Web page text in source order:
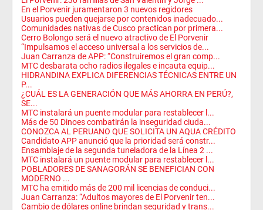
En el Porvenir juramentaron 3 nuevos regidores
Usuarios pueden quejarse por contenidos inadecuado...
Comunidades nativas de Cusco practican por primera...
Cerro Bolongo será el nuevo atractivo de El Porvenir
“Impulsamos el acceso universal a los servicios de...
Juan Carranza de APP: “Construiremos el gran comp...
MTC desbarata ocho radios ilegales e incauta equip...
HIDRANDINA EXPLICA DIFERENCIAS TÉCNICAS ENTRE UN
P...
¿CUÁL ES LA GENERACIÓN QUE MÁS AHORRA EN PERÚ?,
SE...
MTC instalará un puente modular para restablecer l...
Más de 50 Dinoes combatirán la inseguridad ciuda...
CONOZCA AL PERUANO QUE SOLICITA UN AQUA CRÉDITO
Candidato APP anunció que la prioridad será constr...
Ensamblaje de la segunda tuneladora de la Línea 2 ...
MTC instalará un puente modular para restablecer l...
POBLADORES DE SANAGORÁN SE BENEFICIAN CON
MODERNO ...
MTC ha emitido más de 200 mil licencias de conduci...
Juan Carranza: “Adultos mayores de El Porvenir ten...
Cambio de dólares online brindan seguridad y trans...